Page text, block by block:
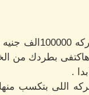
المدير: لا مش
.
اللى بتكسب